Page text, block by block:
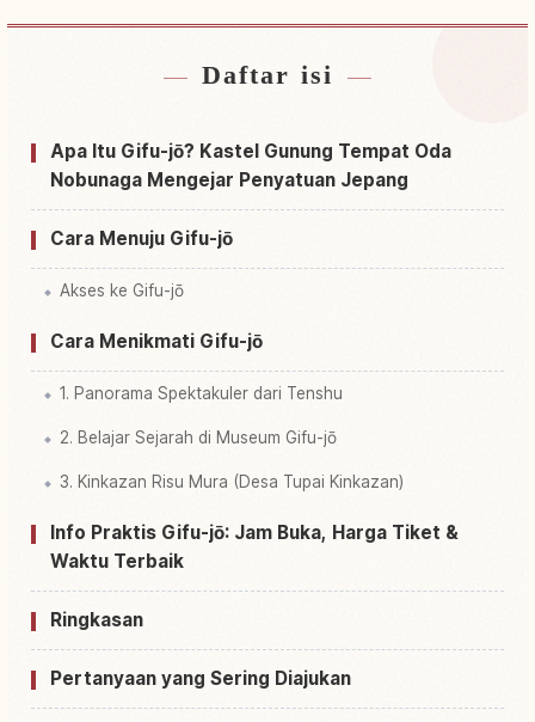
Cari penginapan dekat Kastel Gifu
Cari aktivitas di Kastel Gifu↗
Daftar isi
Apa Itu Gifu-jō? Kastel Gunung Tempat Oda
Nobunaga Mengejar Penyatuan Jepang
Cara Menuju Gifu-jō
Akses ke Gifu-jō
Cara Menikmati Gifu-jō
1. Panorama Spektakuler dari Tenshu
2. Belajar Sejarah di Museum Gifu-jō
3. Kinkazan Risu Mura (Desa Tupai Kinkazan)
Info Praktis Gifu-jō: Jam Buka, Harga Tiket &
Waktu Terbaik
Ringkasan
Pertanyaan yang Sering Diajukan